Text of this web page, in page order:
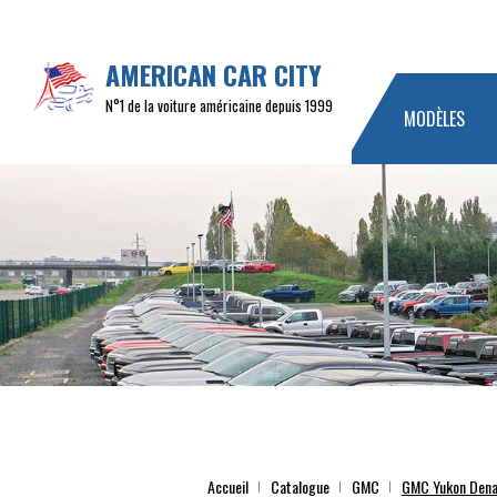
AMERICAN CAR CITY
N°1 de la voiture américaine depuis 1999 MODÈLES
Accueil Catalogue GMC GMC Yukon